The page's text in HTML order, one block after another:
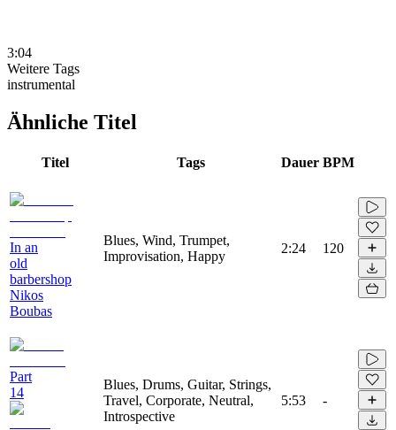
3:04
Weitere Tags
instrumental
Ähnliche Titel
Titel Tags Dauer BPM
In an
old
barbershop
Nikos
Boubas
Blues, Wind, Trumpet,
Improvisation, Happy
2:24 120
Part
14
Blues, Drums, Guitar, Strings,
Travel, Corporate, Neutral,
Introspective
5:53 -